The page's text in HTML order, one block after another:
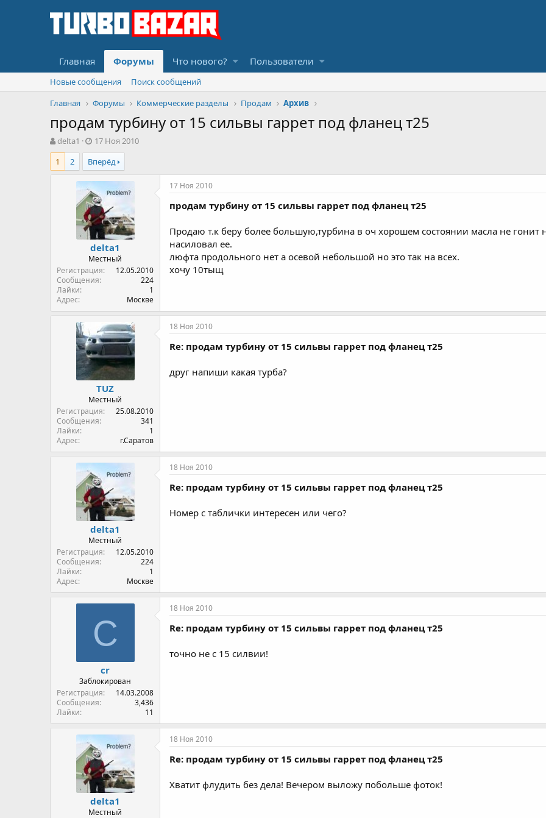
Главная Форумы Что нового? Пользователи
Новые сообщения
Поиск сообщений
Главная
Форумы Коммерческие разделы Продам Архив
продам турбину от 15 сильвы гаррет под фланец т25
А
в
т
о
delta1
Д
а
т
а
н
а
ч
а
л
а
17 Ноя 2010
1
2 Вперёд
delta1
Местный
Регистрация
12.05.2010
Сообщения
224
Лайки
1
Адрес
Москве
17 Ноя 2010
продам турбину от 15 сильвы гаррет под фланец т25
Продаю т.к беру более большую,турбина в оч хорошем состоянии масла не гонит
насиловал ее.
люфта продольного нет а осевой небольшой но это так на всех.
хочу 10тыщ
TUZ
Местный
Регистрация
25.08.2010
Сообщения
341
Лайки
1
Адрес
г.Саратов
18 Ноя 2010
Re: продам турбину от 15 сильвы гаррет под фланец т25
друг напиши какая турба?
delta1
Местный
Регистрация
12.05.2010
Сообщения
224
Лайки
1
Адрес
Москве
18 Ноя 2010
Re: продам турбину от 15 сильвы гаррет под фланец т25
Номер с таблички интересен или чего?
C
cr
Заблокирован
Регистрация
14.03.2008
Сообщения
3,436
Лайки
11
18 Ноя 2010
Re: продам турбину от 15 сильвы гаррет под фланец т25
точно не с 15 силвии!
delta1
Местный
18 Ноя 2010
Re: продам турбину от 15 сильвы гаррет под фланец т25
Хватит флудить без дела! Вечером выложу побольше фоток!